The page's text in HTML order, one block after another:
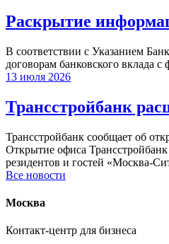
Раскрытие
В соответствии с Указанием
договорам банковского вклада
13 июля 2026
Трансстройбанк
Трансстройбанк сообщает об
Открытие офиса
резидентов и гостей «Москва-
Все новости
Москва
Контакт-центр для бизнеса